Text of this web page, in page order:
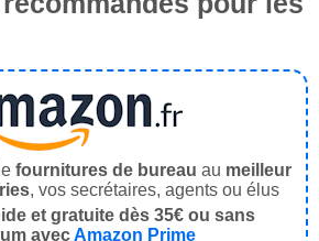
fournitures de bureau au meilleur
, vos secrétaires, agents ou élus
et gratuite dès 35€ ou sans
avecAmazon Prime